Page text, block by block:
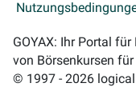
GOYAX: Ihr Portal
von Börsenkursen
© 1997 - 2026